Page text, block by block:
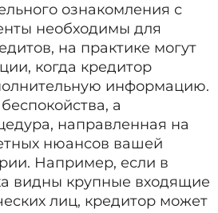
ознакомления с
необходимы для
на практике могут
когда кредитор
информацию.
а
направленная на
нюансов вашей
Например, если в
видны крупные входящие
лиц, кредитор может